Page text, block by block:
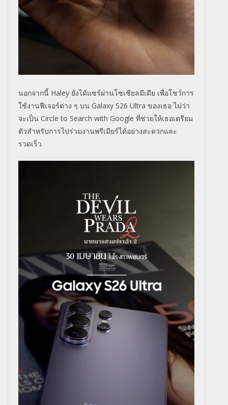
นอกจากนี้ Haley ยังได้แชร์ผ่านโซเชียลมีเดีย เพื่อโชว์การ
ใช้งานฟีเจอร์ต่าง ๆ บน Galaxy S26 Ultra ของเธอ ไม่ว่า
จะเป็น Circle to Search with Google ที่ช่วยให้เธอเตรียม
ตัวสำหรับการไปร่วมงานพรีเมียร์ได้อย่างสะดวกและ
รวดเร็ว